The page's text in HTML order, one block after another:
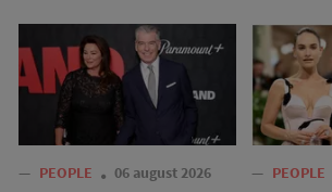
— PEOPLE 06 august 2026 — PEOPLE